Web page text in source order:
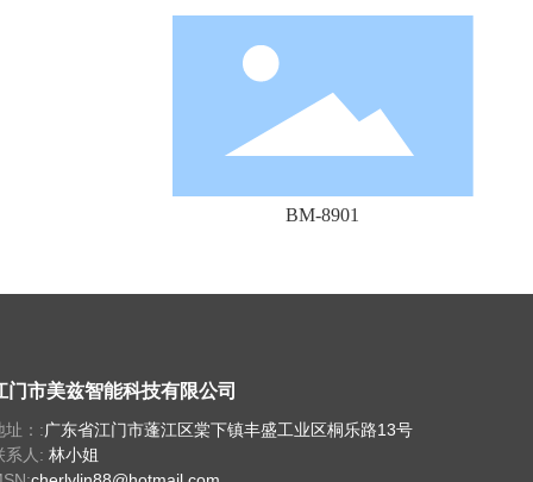
BM-8901
门市美兹智能科技有限公司
址：:广东省江门市蓬江区棠下镇丰盛工业区桐乐路13号
系人: 林小姐